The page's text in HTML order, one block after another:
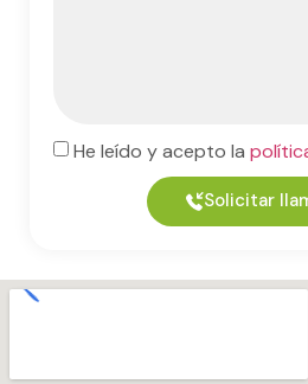
He leído y acepto la
Solicitar